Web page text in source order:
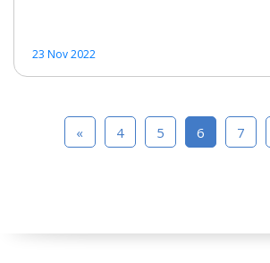
23 Nov 2022
« 4 5 6 7